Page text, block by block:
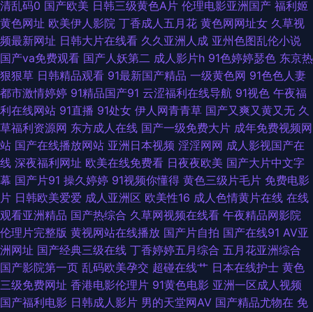
国产AA视频 天堂网av老司机 操日韩美在线 黄色视频大全网站 www国产n免
费 麻豆国产一二三四 午夜av免费 超碰在线视屏 久草手机在线视频 日韩情色
91c91 成人快片 久草福利站 人妖操伪娘 91传媒色网站 蜜芽精品在线视频 97
碰人人操 国产区在线 伊人网狼人 欧美高清色图 91页在线视频 狠狠谢影院 午
夜吃瓜 91字慕网 国产操逼精品欧美 亚洲色图13 国产绿帽Av 亚洲欧美日韩A
片 精品小电影 超碰夫妻 欧美涩涩导航 亚洲色图探花 国产精品福利区 午夜
av网址 激情人妻三级 亚洲激情性爱 超碰97在线草 午夜激情福利社 成人福利
视频影院 欧美另娄性爱 91n精品 豆花小电影av 萌白酱白虎 97在线超碰综合
欧美在线操 成人Av午夜影视 日本成人黄色电影 91经典视频 国产亚洲在线 日
清乱码0 国产欧美 日韩三级黄色A片 伦理电影亚洲国产 福利姬
黄色网址 欧美伊人影院 丁香成人五月花 黄色网网址女 久草视
频最新网址 日韩大片在线看 久久亚洲人成 亚州色图乱伦小说
国产va免费观看 国产人妖第二 成人影片h 91色婷婷瑟色 东京热
狠狠草 日韩精品观看 91最新国产精品 一级黄色网 91色色人妻
都市激情婷婷 91精品国产91 云涩福利在线导航 91视色 午夜福
利在线网站 91直播 91处女 伊人网青青草 国产又爽又黄又无 久
草福利资源网 东方成人在线 国产一级免费大片 成年免费视频网
站 国产在线播放网站 亚洲日本视频 淫淫网网 成人影视国产在
线 深夜福利网址 欧美在线免费看 日夜夜欧美 国产大片中文字
幕 国产片91 操久婷婷 91视频你懂得 黄色三级片毛片 免费电影
片 日韩欧美爱爱 成人亚洲区 欧美性16 成人色情黄片在线 在线
观看亚洲精品 国产热综合 久草网视频在线看 午夜精品网影院
伦理片完整版 黄视网站在线播放 国产片自拍 国产在线91 AV亚
洲网址 国产经典三级在线 丁香婷婷五月综合 五月花亚洲综合
国产影院第一页 乱码欧美孕交 超碰在线艹 日本在线护士 黄色
三级免费网址 香港电影伦理片 91黄色电影 亚洲一区成人视频
国产福利电影 日韩成人影片 男的天堂网AV 国产精品尤物在 免